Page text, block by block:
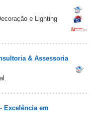
e Lighting
& Assessoria
Excelência em